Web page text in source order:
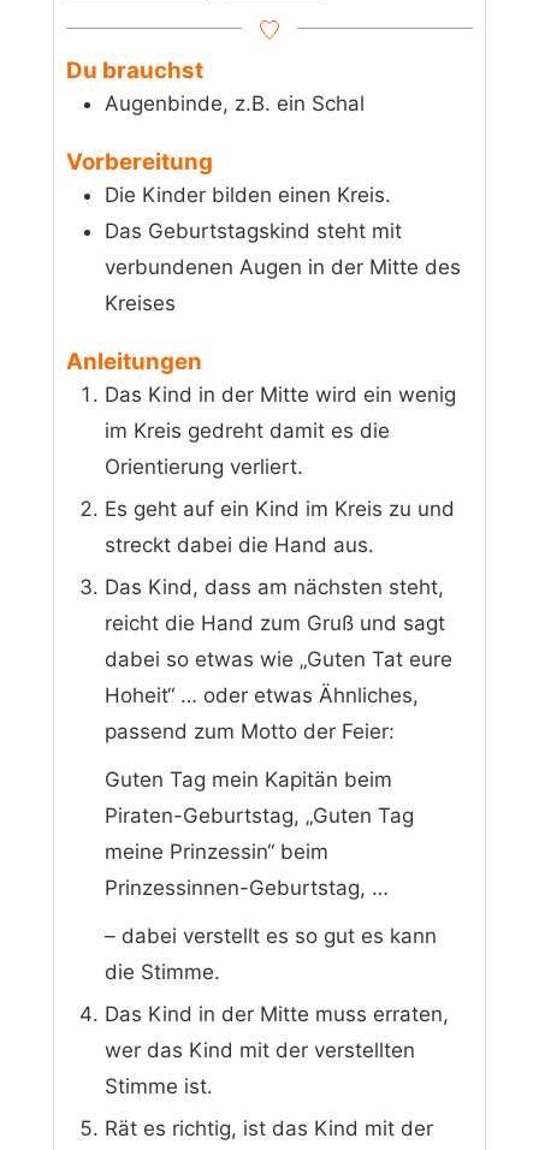
Du brauchst
Augenbinde, z.B. ein Schal
Vorbereitung
Die Kinder bilden einen Kreis.
Das Geburtstagskind steht mit
verbundenen Augen in der Mitte des
Kreises
Anleitungen
Das Kind in der Mitte wird ein wenig
im Kreis gedreht damit es die
Orientierung verliert.
Es geht auf ein Kind im Kreis zu und
streckt dabei die Hand aus.
Das Kind, dass am nächsten steht,
reicht die Hand zum Gruß und sagt
dabei so etwas wie „Guten Tat eure
Hoheit“ … oder etwas Ähnliches,
passend zum Motto der Feier:
Guten Tag mein Kapitän beim
Piraten-Geburtstag, „Guten Tag
meine Prinzessin“ beim
Prinzessinnen-Geburtstag, …
– dabei verstellt es so gut es kann
die Stimme.
Das Kind in der Mitte muss erraten,
wer das Kind mit der verstellten
Stimme ist.
Rät es richtig, ist das Kind mit der